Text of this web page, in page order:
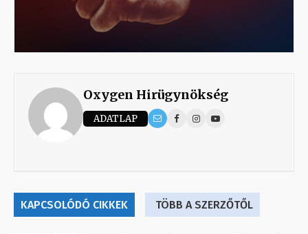
Oxygen Hirügynökség
ADATLAP
KAPCSOLÓDÓ CIKKEK TÖBB A SZERZŐTŐL